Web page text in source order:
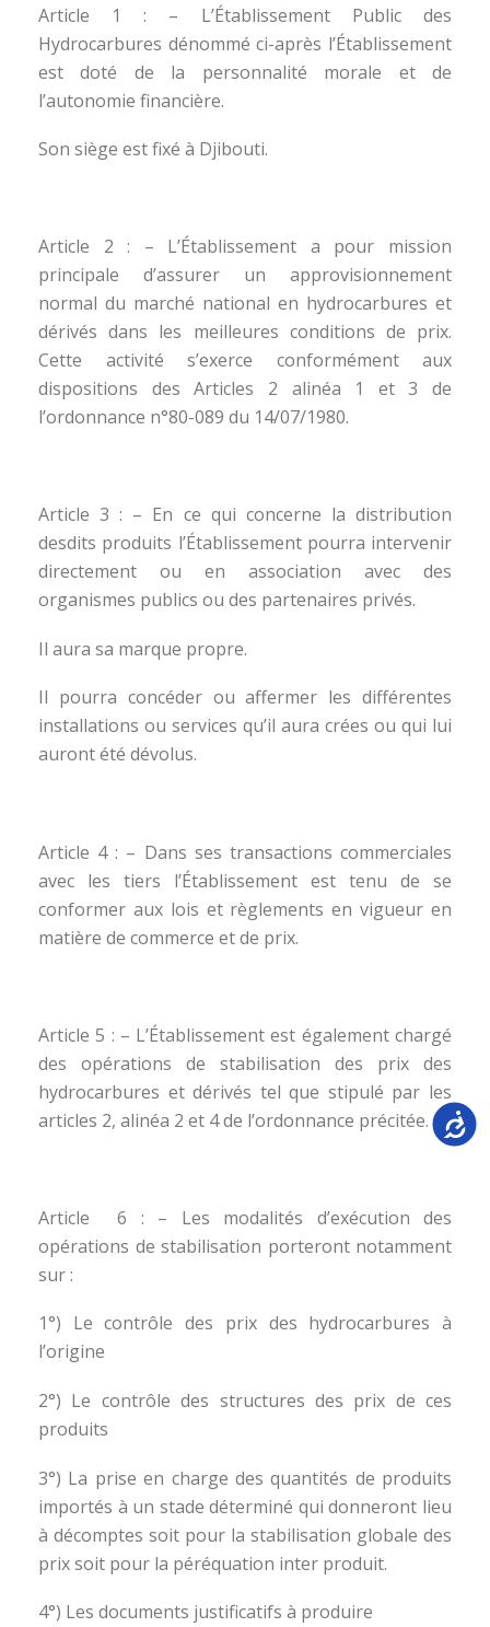
Article 1 : – L’Établissement Public des
Hydrocarbures dénommé ci-après l’Établissement
est doté de la personnalité morale et de
l’autonomie financière.
Son siège est fixé à Djibouti.
Article 2 : – L’Établissement a pour mission
principale d’assurer un approvisionnement
normal du marché national en hydrocarbures et
dérivés dans les meilleures conditions de prix.
Cette activité s’exerce conformément aux
dispositions des Articles 2 alinéa 1 et 3 de
l’ordonnance n°80-089 du 14/07/1980.
Article 3 : – En ce qui concerne la distribution
desdits produits l’Établissement pourra intervenir
directement ou en association avec des
organismes publics ou des partenaires privés.
Il aura sa marque propre.
Il pourra concéder ou affermer les différentes
installations ou services qu’il aura crées ou qui lui
auront été dévolus.
Article 4 : – Dans ses transactions commerciales
avec les tiers l’Établissement est tenu de se
conformer aux lois et règlements en vigueur en
matière de commerce et de prix.
Article 5 : – L’Établissement est également chargé
des opérations de stabilisation des prix des
hydrocarbures et dérivés tel que stipulé par les
articles 2, alinéa 2 et 4 de l’ordonnance précitée.
Article 6 : – Les modalités d’exécution des
opérations de stabilisation porteront notamment
sur :
1°) Le contrôle des prix des hydrocarbures à
l’origine
2°) Le contrôle des structures des prix de ces
produits
3°) La prise en charge des quantités de produits
importés à un stade déterminé qui donneront lieu
à décomptes soit pour la stabilisation globale des
prix soit pour la péréquation inter produit.
4°) Les documents justificatifs à produire